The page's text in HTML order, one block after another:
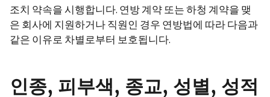
조치 약속을 시행합니다. 연방 계약 또는 하청 계약을 맺
은 회사에 지원하거나 직원인 경우 연방법에 따라 다음과
같은 이유로 차별로부터 보호됩니다.
인종, 피부색, 종교, 성별, 성적